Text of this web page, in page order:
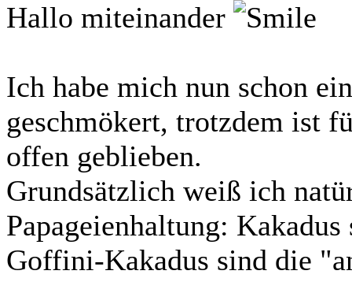
Hallo miteinander
Ich habe mich nun schon
geschmökert, trotzdem ist
offen geblieben.
Grundsätzlich weiß ich
Papageienhaltung:
Goffini-Kakadus sind die